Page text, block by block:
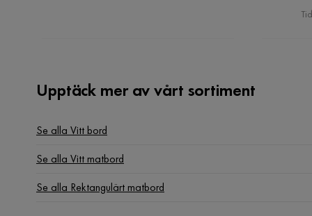
Upptäck mer av vårt sortiment
Se alla Vitt bord
Se alla Vitt matbord
Se alla Rektangulärt matbord